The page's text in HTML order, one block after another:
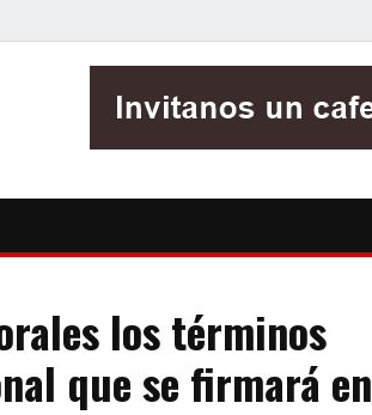
los términos
que se firmará en